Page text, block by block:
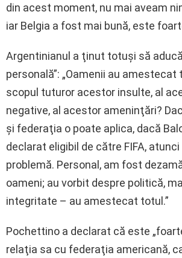
din acest moment, nu mai aveam
iar Belgia a fost mai bună, este
Argentinianul a ţinut totuşi să
personală”: „Oamenii au amestecat
scopul tuturor acestor insulte, al
negative, al acestor ameninţări?
şi federaţia o poate aplica, dacă
declarat eligibil de către FIFA,
problemă. Personal, am fost
oameni; au vorbit despre politică,
integritate – au amestecat totul.”
Pochettino a declarat că este
relaţia sa cu federaţia americană,